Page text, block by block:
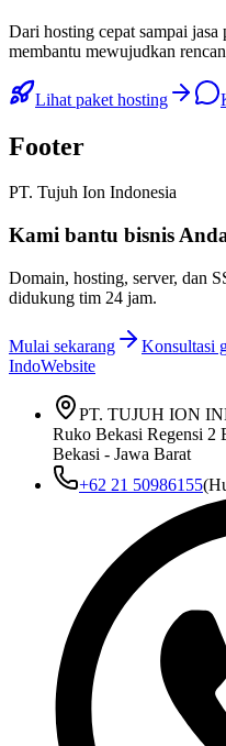
Dari hosting cepat sampai
membantu mewujudkan
Lihat paket hosting
Footer
PT. Tujuh Ion Indonesia
Kami bantu bisnis
Domain, hosting, server, dan
didukung tim 24 jam.
Mulai sekarang
Konsultasi
IndoWebsite
PT. TUJUH ION
Ruko Bekasi Regensi
Bekasi - Jawa Barat
+62 21 50986155